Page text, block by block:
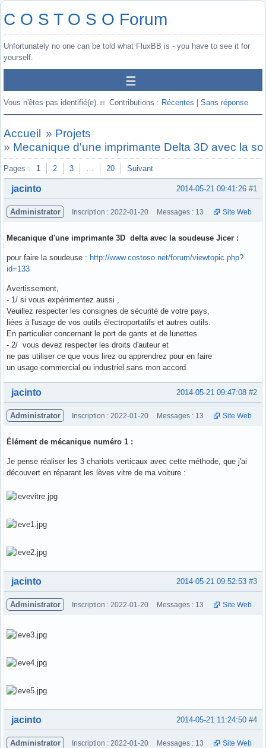
C O S T O S O Forum
Unfortunately no one can be told what FluxBB is - you have to see it for
yourself.
Vous n'êtes pas identifié(e). Contributions : Récentes Sans réponse
Accueil » Projets
» Mecanique d'une imprimante Delta 3D avec la
Pages : 1 2 3 … 20 Suivant
#1
2014-05-21 09:41:26
jacinto
Administrator Inscription : 2022-01-20 Messages : 13 Site Web
Mecanique d'une imprimante 3D delta avec la soudeuse Jicer :
pour faire la soudeuse : http://www.costoso.net/forum/viewtopic.php?
id=133
Avertissement,
- 1/ si vous expérimentez aussi ,
Veuillez respecter les consignes de sécurité de votre pays,
liées à l'usage de vos outils électroportatifs et autres outils.
En particulier concernant le port de gants et de lunettes.
- 2/ vous devez respecter les droits d'auteur et
ne pas utiliser ce que vous lirez ou apprendrez pour en faire
un usage commercial ou industriel sans mon accord.
Hors ligne #2
2014-05-21 09:47:08
jacinto
Administrator Inscription : 2022-01-20 Messages : 13 Site Web
Élément de mécanique numéro 1 :
Je pense réaliser les 3 chariots verticaux avec cette méthode, que j'ai
découvert en réparant les lèves vitre de ma voiture :
Hors ligne #3
2014-05-21 09:52:53
jacinto
Administrator Inscription : 2022-01-20 Messages : 13 Site Web
Hors ligne #4
2014-05-21 11:24:50
jacinto
Administrator Inscription : 2022-01-20 Messages : 13 Site Web